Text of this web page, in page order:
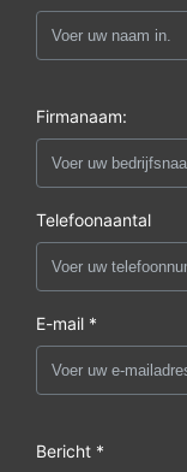
Firmanaam:
Telefoonaantal
E-mail *
Bericht *